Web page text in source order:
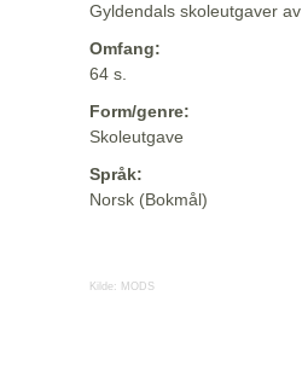
Gyldendals skoleutgaver
Omfang:
64 s.
Form/genre:
Skoleutgave
Språk:
Norsk (Bokmål)
Kilde: MODS